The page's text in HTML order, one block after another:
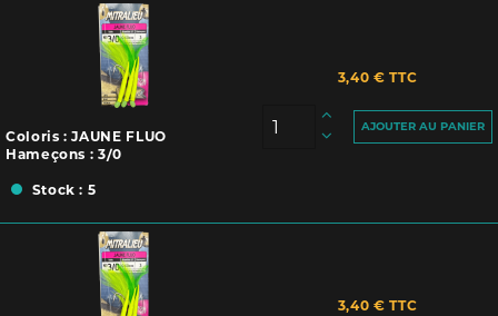
Coloris : JAUNE FLUO
Hameçons : 3/0
Stock : 5
3,40 € TTC
AJOUTER AU PANIER
3,40 € TTC